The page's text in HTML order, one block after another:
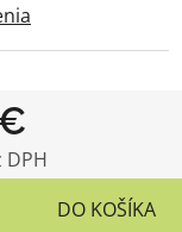
DPH
DO KOŠÍKA